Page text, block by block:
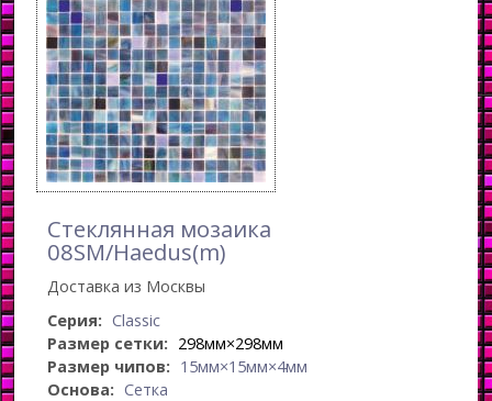
Стеклянная мозаика
08SM/Haedus(m)
Доставка из Москвы
Серия: Classic
Размер сетки: 298мм×298мм
Размер чипов: 15мм×15мм×4мм
Основа: Сетка